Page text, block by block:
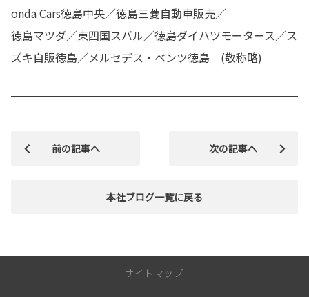
onda Cars徳島中央／徳島三菱自動車販売／
徳島マツダ／東四国スバル／徳島ダイハツモータース／ス
ズキ自販徳島／メルセデス・ベンツ徳島 (敬称略)
前の記事へ
本社ブログ一覧に戻る
次の記事へ
サイトマップ